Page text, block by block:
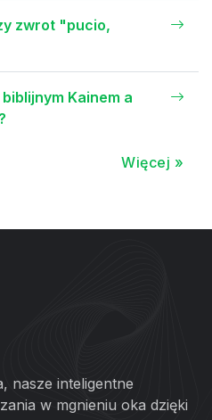
zwrot "pucio,
Kainem a
Więcej »
nasze inteligentne
w mgnieniu oka dzięki